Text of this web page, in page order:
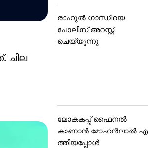
ചില
രാഹുൽ ഗാന്ധിയെ
പോലീസ് അറസ്റ്റ്
ചെയ്യുന്നു
ലോകകപ്പ് ഫൈനൽ
കാണാൻ മോഹൻലാൽ എ
ത്തിയപ്പോൾ